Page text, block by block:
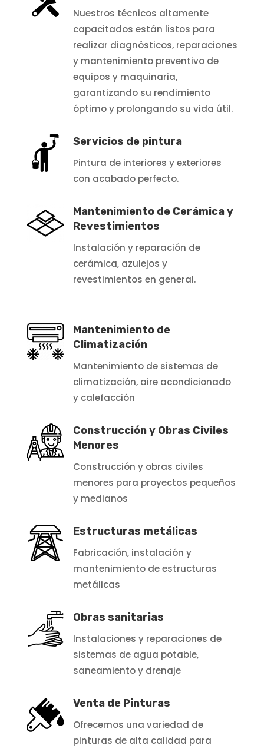
Nuestros técnicos altamente
capacitados están listos para
realizar diagnósticos, reparaciones
y mantenimiento preventivo de
equipos y maquinaria,
garantizando su rendimiento
óptimo y prolongando su vida útil.
Servicios de pintura
Pintura de interiores y exteriores
con acabado perfecto.
Mantenimiento de Cerámica y
Revestimientos
Instalación y reparación de
cerámica, azulejos y
revestimientos en general.
Mantenimiento de
Climatización
Mantenimiento de sistemas de
climatización, aire acondicionado
y calefacción
Construcción y Obras Civiles
Menores
Construcción y obras civiles
menores para proyectos pequeños
y medianos
Estructuras metálicas
Fabricación, instalación y
mantenimiento de estructuras
metálicas
Obras sanitarias
Instalaciones y reparaciones de
sistemas de agua potable,
saneamiento y drenaje
Venta de Pinturas
Ofrecemos una variedad de
pinturas de alta calidad para